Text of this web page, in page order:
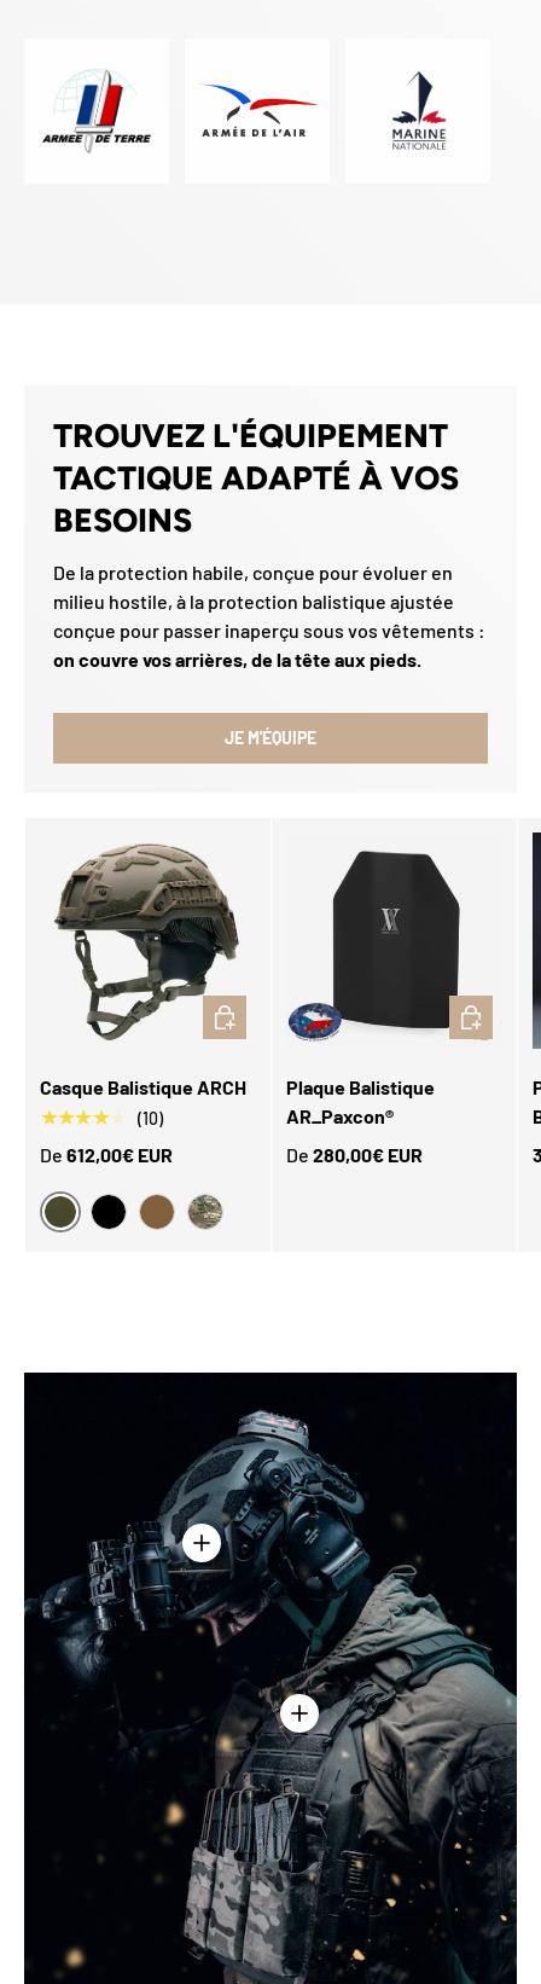
TROUVEZ L'ÉQUIPEMENT
TACTIQUE ADAPTÉ À VOS
BESOINS
De la protection habile, conçue pour évoluer en
milieu hostile, à la protection balistique ajustée
conçue pour passer inaperçu sous vos vêtements :
on couvre vos arrières, de la tête aux pieds.
JE M'ÉQUIPE
Casque Balistique ARCH
★★★★★ (10)
De 612,00€ EUR
Ranger Green
CHOISIR LES OPTIONS
Plaque Balistique
AR_Paxcon®
De 280,00€ EUR
CHOISIR
Voir les détails - Casque Balistique ARCH
Voir les détails